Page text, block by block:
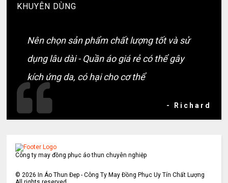
KHUYÊN DÙNG
Nên chọn sản phẩm chất lượng tốt và sử
dụng lâu dài - Quần áo giá rẻ có thể gây
kích ứng da, có hại cho cơ thể
- Richard
Công ty may đồng phục áo thun chuyên nghiệp
© 2026 In Áo Thun Đẹp - Công Ty May Đồng Phục Uy Tín Chất Lượng